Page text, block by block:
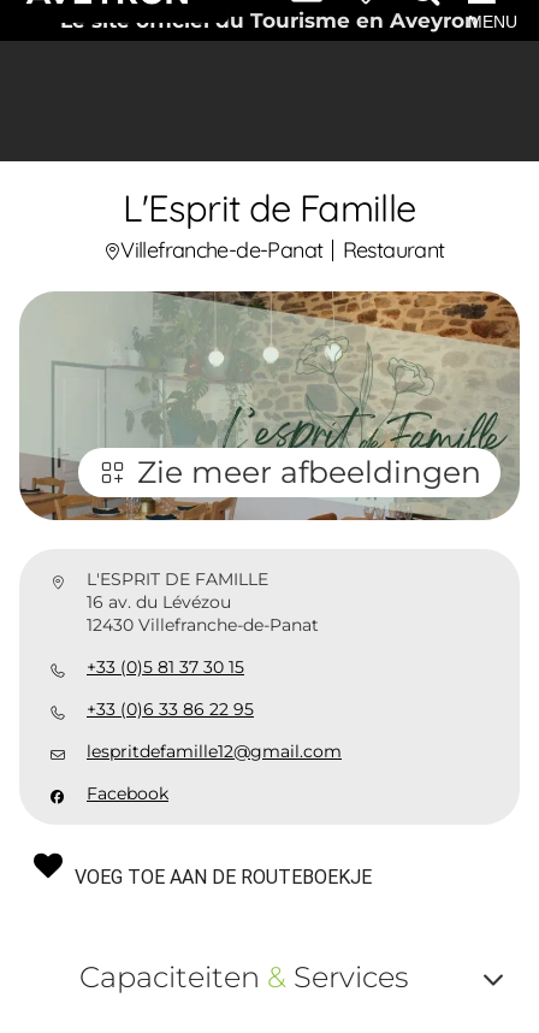
Le site officiel du Tourisme en AveyronMENU
L'Esprit de Famille
Villefranche-de-Panat Restaurant
Zie meer afbeeldingen
L'ESPRIT DE FAMILLE
16 av. du Lévézou
12430 Villefranche-de-Panat
+33 (0)5 81 37 30 15
+33 (0)6 33 86 22 95
lespritdefamille12@gmail.com
Facebook
VOEG TOE AAN DE ROUTEBOEKJE
Capaciteiten &Services